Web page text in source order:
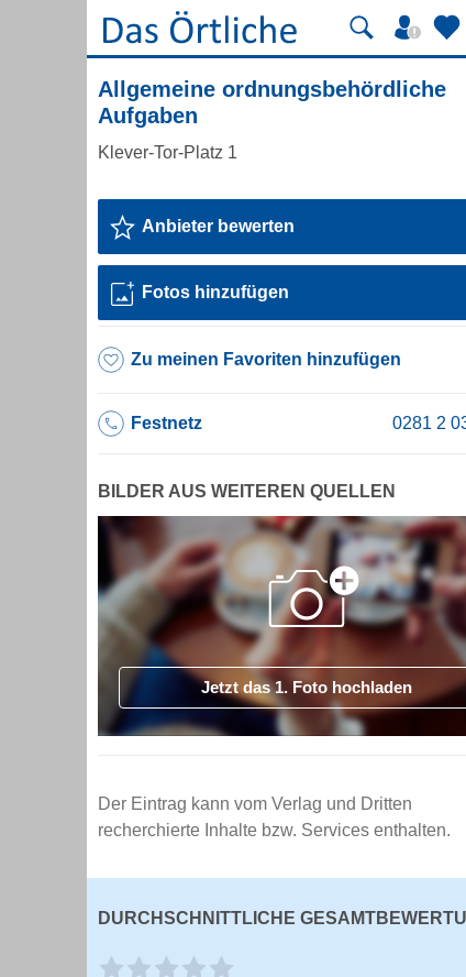
Allgemeine ordnungsbehördliche
Aufgaben
Klever-Tor-Platz 1
Anbieter bewerten
Fotos hinzufügen
Zu meinen Favoriten hinzufügen
Festnetz
BILDER AUS WEITEREN QUELLEN
Jetzt das 1. Foto hochladen
Der Eintrag kann vom Verlag und Dritten
recherchierte Inhalte bzw. Services enthalten.
DURCHSCHNITTLICHE